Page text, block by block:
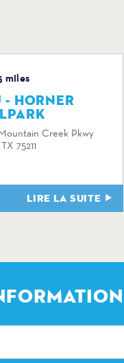
miles
- HORNER
Creek Pkwy
75211
LIRE LA SUITE